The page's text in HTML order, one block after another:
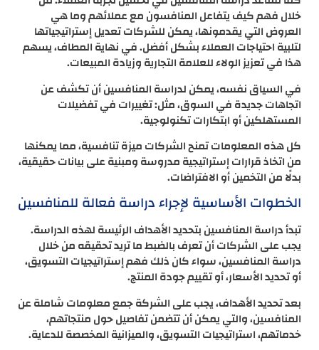
خلال فهم كيف يتفاعل المنافسون مع عملائهم وما هي
العروض التي يقدمونها، يمكن للشركات تعديل إستراتيجياتها
لتلبية احتياجات العملاء بشكل أفضل. في نهاية المطاف، يسهم
هذا في تعزيز الولاء للعلامة التجارية وزيادة المبيعات.
في السياق نفسه، يمكن لدراسة المنافسين أن تكشف عن
اتجاهات جديدة في السوق، مثل: تغييرات في تفضيلات
المستهلكين أو ابتكارات تكنولوجية.
كل هذه المعلومات تمنح الشركات ميزة تنافسية، مما يمكنها
من اتخاذ قرارات إستراتيجية مدروسة ومبنية على بيانات حقيقية،
بدلًا من التخمين أو الافتراضات.
الخطوات الأساسية لإجراء دراسة فعالة للمنافسين
تبدأ دراسة المنافسين بتحديد الأهداف الرئيسة لهذه الدراسة.
يجب على الشركات أن تعرف بالضبط ما تريد تحقيقه من خلال
دراسة المنافسين، سواء كان ذلك فهم إستراتيجيات التسويق،
أو تحديد الأسعار، أو تقييم جودة المنتج.
بعد تحديد الأهداف، يجب على الشركة جمع معلومات شاملة عن
المنافسين، والتي يمكن أن تتضمن تفاصيل حول منتجاتهم،
خدماتهم، استراتيجيات التسويق، والميزانية المخصصة للدعاية.